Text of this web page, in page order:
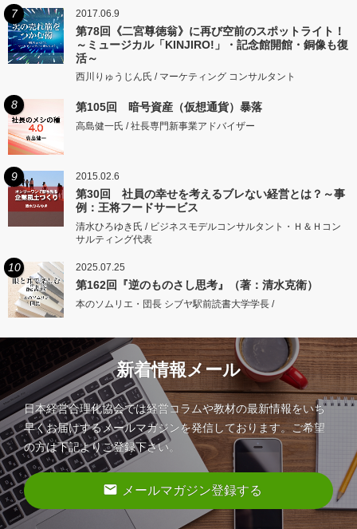
7 2017.06.9
第78回《二宮尊徳翁》に再び空前のスポットライト！
～ミュージカル「KINJIRO!」・記念館開館・銅像も復
活～
西川りゅうじん氏 / マーケティング コンサルタント
8 第105回 暗号資産（仮想通貨）暴落
高島健一氏 / 社長専門新事業アドバイザー
9 2015.02.6
第30回 社員の幸せを考えるブレない経営とは？～事
例：王将フードサービス
清水ひろゆき氏 / ビジネスモデルコンサルタント・Ｈ＆Ｈコン
サルティング代表
10 2025.07.25
第162回『逆のものさし思考』（著：清水克衛）
本のソムリエ・団長 シブヤ駅前読書大学学長 /
新着情報メール
日本経営合理化協会では経営コラムや教材の最新情報をいち
早くお届けするメールマガジンを発信しております。ご希望
の方は下記よりご登録下さい。
email メールマガジン登録する